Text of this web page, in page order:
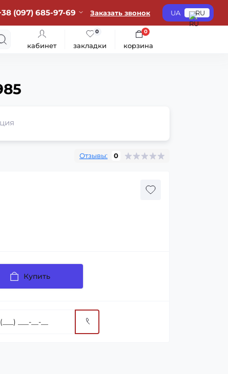
(097) 685-97-69 Заказать звонок UA RU
кабинет закладки
0
корзина
0
Отзывы: 0
Купить